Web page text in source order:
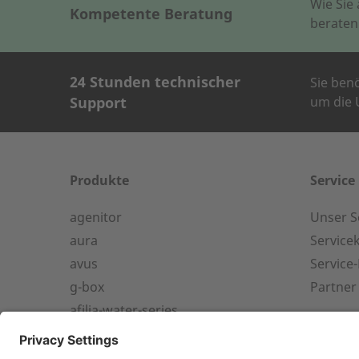
Kompetente Beratung
Wie
KONTAKT
Name des
24 Stunden technischer
Support
Sie
um die
24-h-Service ab 50 kW
Produkte
agenitor
aura
avus
g-box
afilia-water-series
afilia-air-series
Service
Unser